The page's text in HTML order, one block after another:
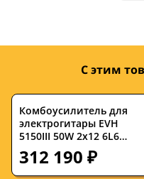
Гриф
Накладка на гриф
Цвет корпуса
С этим
Комбоусилитель для
электрогитары EVH
5150III 50W 2x12 6L6
Tube Guitar Combo Amp
Ivory
312 190 ₽